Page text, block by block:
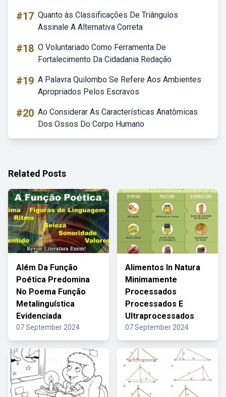
#17 Quanto às Classificações De Triângulos
Assinale A Alternativa Correta
#18 O Voluntariado Como Ferramenta De
Fortalecimento Da Cidadania Redação
#19 A Palavra Quilombo Se Refere Aos Ambientes
Apropriados Pelos Escravos
#20 Ao Considerar As Características Anatômicas
Dos Ossos Do Corpo Humano
Related Posts
Além Da Função
Poética Predomina
No Poema Função
Metalinguística
Evidenciada
07 September 2024
Alimentos In Natura
Minimamente
Processados
Processados E
Ultraprocessados
07 September 2024